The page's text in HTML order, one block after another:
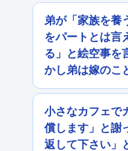
弟が「家族を養
をパートとは言
る」と絵空事を
かし弟は嫁のこ
小さなカフェで
償します」と謝
返して下さい」